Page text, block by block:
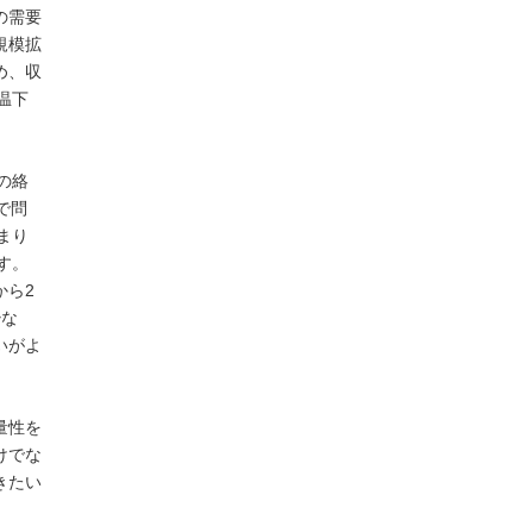
需要
模拡
、収
下
絡
問
り
。
ら2
がよ
性を
でな
たい